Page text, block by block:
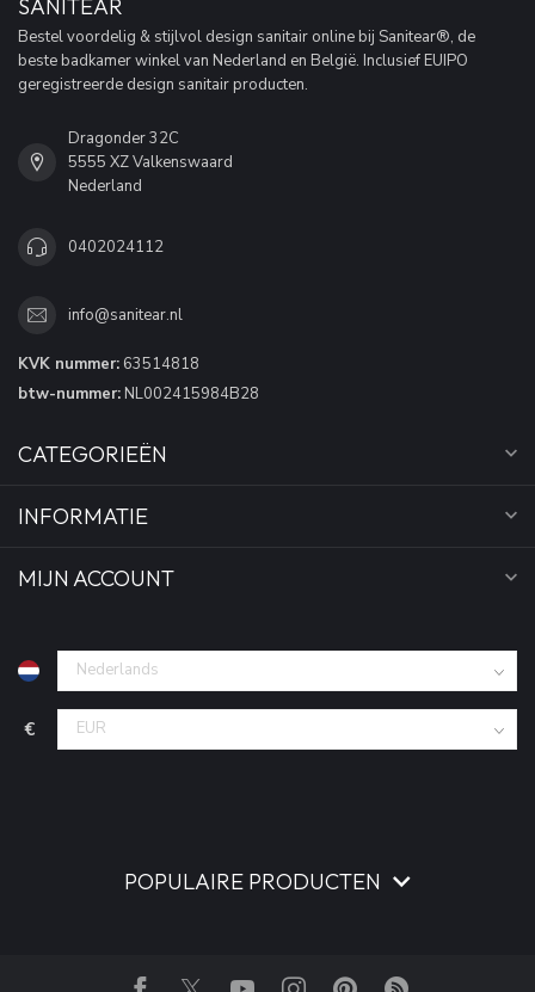
SANITEAR
Bestel voordelig & stijlvol design sanitair online bij Sanitear®, de
beste badkamer winkel van Nederland en België. Inclusief EUIPO
geregistreerde design sanitair producten.
Dragonder 32C
5555 XZ Valkenswaard
Nederland
0402024112
info@sanitear.nl
KVK nummer: 63514818
btw-nummer: NL002415984B28
CATEGORIEËN
INFORMATIE
MIJN ACCOUNT
€
POPULAIRE PRODUCTEN